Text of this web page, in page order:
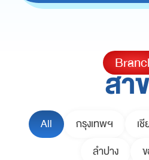
สา
All กรุงเทพฯ เ
ลำปาง